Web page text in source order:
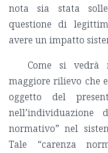
nota sia stata
questione di
avere un impatto
Come si vedrà
maggiore rilievo che
oggetto del
normativo” nel
Tale “carenza